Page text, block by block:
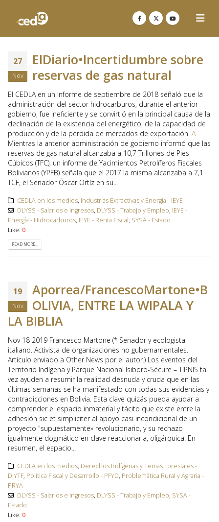
27
Nov
ElDiario•Incertidumbre sobre
reservas de gas natural
El CEDLA en un informe de septiembre de 2018 señaló que la
administración del sector hidrocarburos, durante el anterior
gobierno, fue ineficiente y se convirtió en la principal causa de la
declinación de la existencia del energético, de la capacidad de
producción y de la pérdida de mercados de exportación. A
Mientras la anterior administración de gobierno informó que las
reservas de gas natural alcanzaba a 10,7 Trillones de Pies
Cúbicos (TFC), un informe de Yacimientos Petrolíferos Fiscales
Bolivianos (YPFB) señala que el 2017 la misma alcanzaba a 7,1
TCF, el Senador Óscar Ortíz en su...
CEDLA en los medios, Industrias Extractivas y Energía - IEYE
DLYSS - Salarios e Ingresos, DLYSS - Trabajo y Empleo, IEYE -
Energía - Hidrocarburos, IEYE - Renta Fiscal, SYSA - Estado
Like: 0
READ MORE...
19
Nov
Aporrea/FrancescoMartone•B
OLIVIA, ENTRE LA WIPALA Y
LA BIBLIA
Nov 18 2019 Francesco Martone (* Senador y ecologista
italiano. Activista de organizaciones no gubernamentales.
Artículo enviado a Other News por el autor.) Los eventos del
Territorio Indígena y Parque Nacional Isiboro-Sécure – TIPNIS tal
vez ayuden a resumir la realidad desnuda y cruda que en las
últimas semanas se ha manifestado con todas sus evidencias y
contradicciones en Bolivia. Esta clave quizás pueda ayudar a
comprender el espacio inmaterial y tácito que existe entre la
adhesión sic et simpliciter al apoyo casi incondicional de un
proyecto "supuestamente» revolucionario, y su rechazo
igualmente dogmático en clave reaccionaria, oligárquica. En
resumen, el espacio...
CEDLA en los medios, Derechos Indígenas y Temas Forestales -
DIYTF, Política Fiscal y Desarrollo - PFYD, Problemática Rural y Agraria -
PRYA
DLYSS - Salarios e Ingresos, DLYSS - Trabajo y Empleo, SYSA -
Estado
Like: 0